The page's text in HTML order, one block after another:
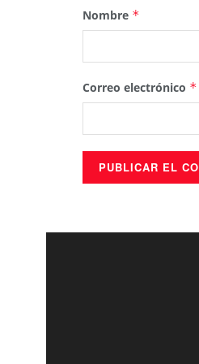
Nombre *
Correo electrónico *